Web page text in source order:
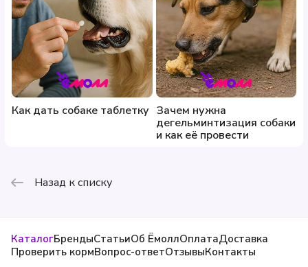
Как дать собаке таблетку Зачем нужна
дегельминтизация собаки
и как её провести
Назад к списку
КаталогБрендыСтатьиОб ЁмоллОплатаДоставка
Проверить кормВопрос-ответОтзывыКонтакты